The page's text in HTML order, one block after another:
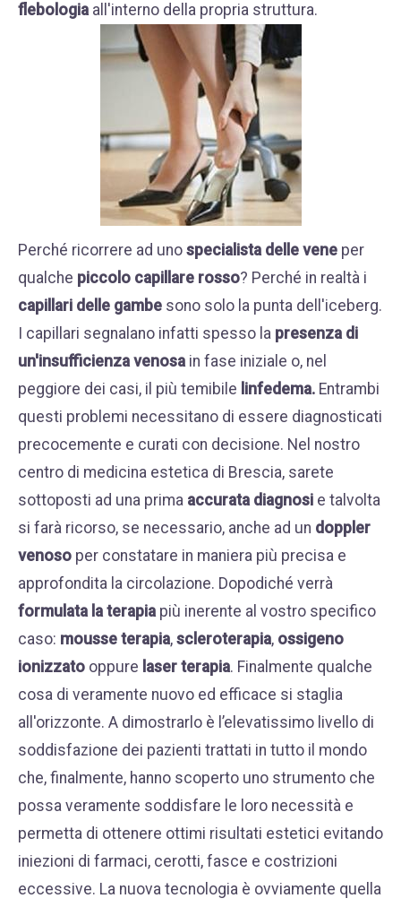
flebologiaall'interno della propria struttura.
Perché ricorrere ad uno specialista delle vene per
qualche piccolo capillare rosso? Perché in realtà i
capillari delle gambe sono solo la punta dell'iceberg.
I capillari segnalano infatti spesso la presenza di
un'insufficienza venosain fase iniziale o, nel
peggiore dei casi, il più temibile linfedema. Entrambi
questi problemi necessitano di essere diagnosticati
precocemente e curati con decisione. Nel nostro
centro di medicina estetica di Brescia, sarete
sottoposti ad una prima accurata diagnosi e talvolta
si farà ricorso, se necessario, anche ad un doppler
venoso per constatare in maniera più precisa e
approfondita la circolazione. Dopodiché verrà
formulata la terapiapiù inerente al vostro specifico
caso: mousse terapia, scleroterapia, ossigeno
ionizzato oppure laser terapia. Finalmente qualche
cosa di veramente nuovo ed efficace si staglia
all'orizzonte. A dimostrarlo è l’elevatissimo livello di
soddisfazione dei pazienti trattati in tutto il mondo
che, finalmente, hanno scoperto uno strumento che
possa veramente soddisfare le loro necessità e
permetta di ottenere ottimi risultati estetici evitando
iniezioni di farmaci, cerotti, fasce e costrizioni
eccessive. La nuova tecnologia è ovviamente quella